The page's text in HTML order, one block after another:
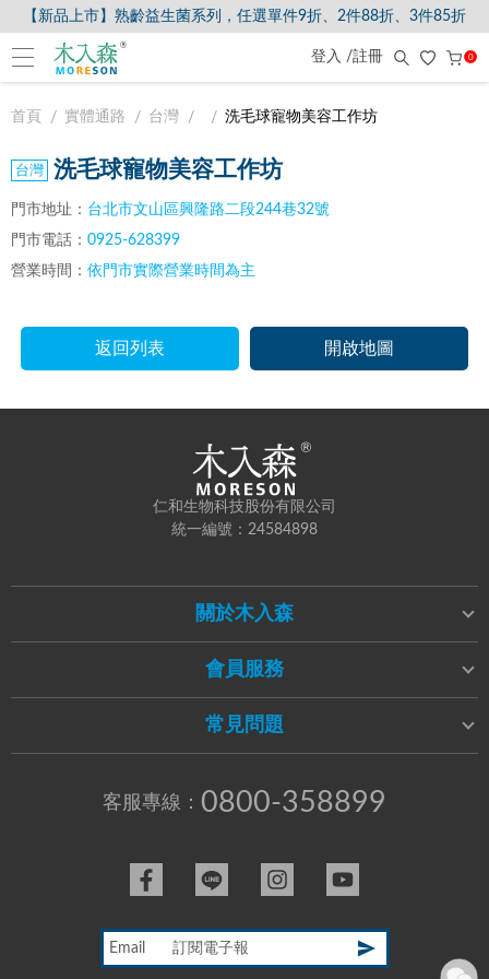
【新品上市】熟齡益生菌系列，任選單件9折、2件88折、3件85折
登入 /註冊 0
首頁 實體通路 台灣 洗毛球寵物美容工作坊
洗毛球寵物美容工作坊
門市地址： 台北市文山區興隆路二段244巷32號
門市電話： 0925-628399
營業時間： 依門市實際營業時間為主
返回列表 開啟地圖
仁和生物科技股份有限公司
統一編號：24584898
關於木入森
會員服務
常見問題
客服專線： 0800-358899
Email